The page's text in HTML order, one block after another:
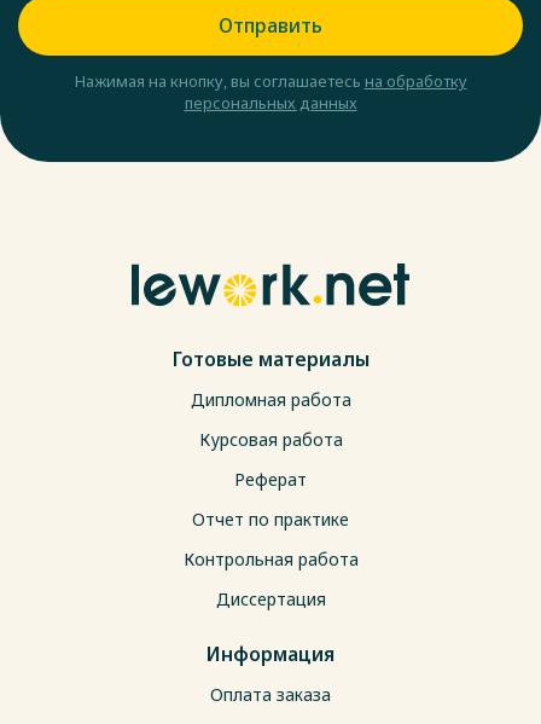
Отправить
Нажимая на кнопку, вы соглашаетесь на обработку
персональных данных
Готовые материалы
Дипломная работа
Курсовая работа
Реферат
Отчет по практике
Контрольная работа
Диссертация
Информация
Оплата заказа